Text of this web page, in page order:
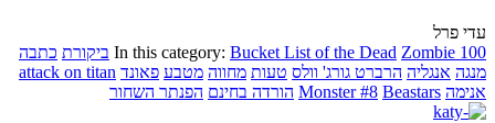
עדי פרל
In this category: Bucket List of the Dead Zombie 100 ביקורת כתבה
מנגה אנגליה הרברט גורג' וולס טעות מחווה מטבע פאונד attack on titan
אנימה
Monster #8 Beastars הורדה בחינם הפנתר השחור